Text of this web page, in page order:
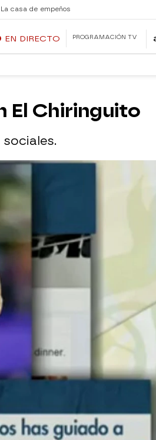
La casa de empeños
EN DIRECTO PROGRAMACIÓN TV
El Chiringuito
Flipboard